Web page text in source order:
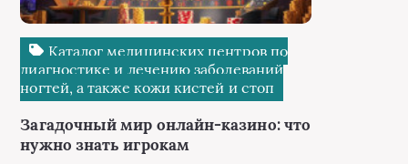
Каталог медицинских центров по
диагностике и лечению заболеваний
ногтей, а также кожи кистей и стоп
Загадочный мир онлайн-казино: что
нужно знать игрокам